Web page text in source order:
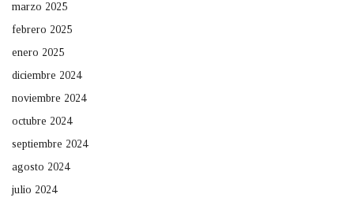
marzo 2025
febrero 2025
enero 2025
diciembre 2024
noviembre 2024
octubre 2024
septiembre 2024
agosto 2024
julio 2024